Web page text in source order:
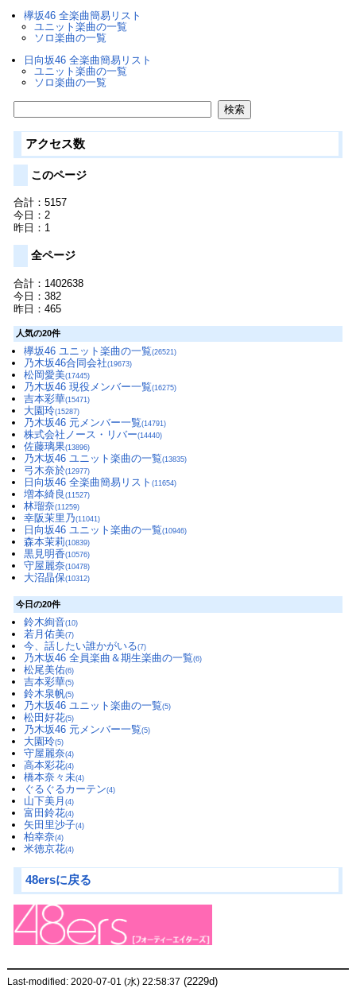
欅坂46 全楽曲簡易リスト
ユニット楽曲の一覧
ソロ楽曲の一覧
日向坂46 全楽曲簡易リスト
ユニット楽曲の一覧
ソロ楽曲の一覧
アクセス数
このページ
合計：5157
今日：2
昨日：1
全ページ
合計：1402638
今日：382
昨日：465
人気の20件
欅坂46 ユニット楽曲の一覧(26521)
乃木坂46合同会社(19673)
松岡愛美(17445)
乃木坂46 現役メンバー一覧(16275)
吉本彩華(15471)
大園玲(15287)
乃木坂46 元メンバー一覧(14791)
株式会社ノース・リバー(14440)
佐藤璃果(13896)
乃木坂46 ユニット楽曲の一覧(13835)
弓木奈於(12977)
日向坂46 全楽曲簡易リスト (11654)
増本綺良 (11527)
林瑠奈(11259)
幸阪茉里乃(11041)
日向坂46 ユニット楽曲の一覧(10946)
森本茉莉(10839)
黒見明香(10576)
守屋麗奈(10478)
大沼晶保(10312)
今日の20件
鈴木絢音(10)
若月佑美(7)
今、話したい誰かがいる(7)
乃木坂46 全員楽曲＆期生楽曲の一覧(6)
松尾美佑(6)
吉本彩華(5)
鈴木泉帆(5)
乃木坂46 ユニット楽曲の一覧(5)
松田好花(5)
乃木坂46 元メンバー一覧(5)
大園玲(5)
守屋麗奈(4)
高本彩花(4)
橋本奈々未(4)
ぐるぐるカーテン(4)
山下美月 (4)
富田鈴花(4)
矢田里沙子(4)
柏幸奈(4)
米徳京花(4)
48ersに戻る
Last-modified: 2020-07-01 (水) 22:58:37 (2229d)